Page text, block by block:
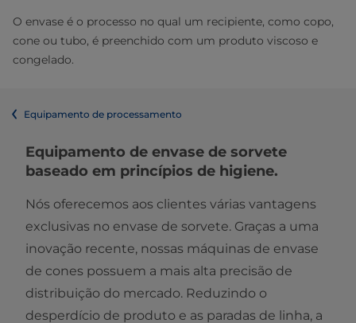
O envase é o processo no qual um recipiente, como copo,
cone ou tubo, é preenchido com um produto viscoso e
congelado.
Equipamento de processamento
Equipamento de envase de sorvete
baseado em princípios de higiene.
Nós oferecemos aos clientes várias vantagens
exclusivas no envase de sorvete. Graças a uma
inovação recente, nossas máquinas de envase
de cones possuem a mais alta precisão de
distribuição do mercado. Reduzindo o
desperdício de produto e as paradas de linha, a